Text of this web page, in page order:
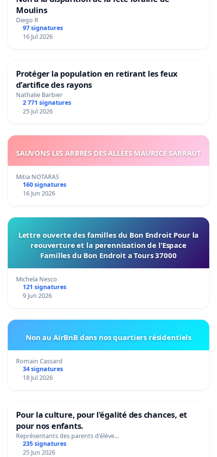
Moulins
Diego R
97 signatures
16 Jul 2026
Protéger la population en retirant les feux
d’artifice des rayons
Nathalie Barbier
2 771 signatures
25 Jul 2026
SAUVONS LES ARBRES DES ALLÉES MAURICE SARRAUT
Mitia NOTARAS
160 signatures
16 Jun 2026
Lettre ouverte des familles du Bon Endroit Pour la
reouverture et la perennisation de l’Espace
Familles du Bon Endroit a Tours 37000
Michela Nesco
121 signatures
9 Jun 2026
Non au AirBnB dans nos quartiers résidentiels
Romain Cassard
34 signatures
18 Jul 2026
Pour la culture, pour l'égalité des chances, et
pour nos enfants.
Représentants des parents d'élève…
235 signatures
25 Jun 2026